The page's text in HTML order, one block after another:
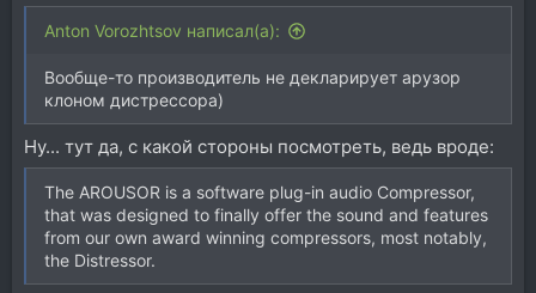
Anton Vorozhtsov написал(а):
Вообще-то производитель не декларирует арузор
клоном дистрессора)
Ну... тут да, с какой стороны посмотреть, ведь вроде:
The AROUSOR is a software plug-in audio Compressor,
that was designed to finally offer the sound and features
from our own award winning compressors, most notably,
the Distressor.